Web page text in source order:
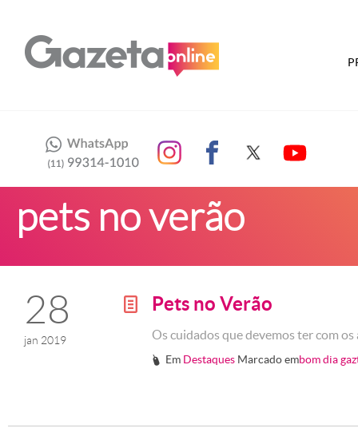
pets no verão
28
jan 2019
g Pets no Verão
Os cuidados que devemos ter com
# Em Destaques Marcado embom dia